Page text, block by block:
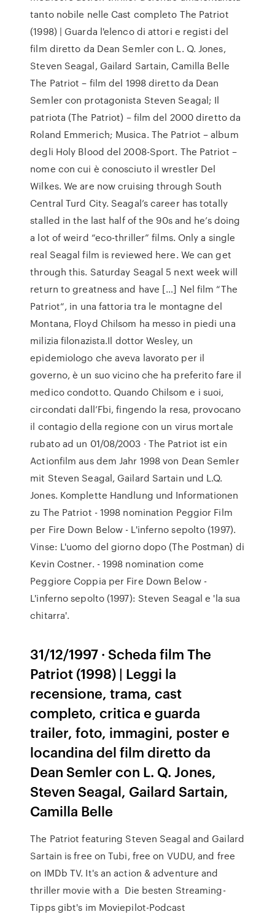
tanto nobile nelle Cast completo The Patriot
(1998) | Guarda l'elenco di attori e registi del
film diretto da Dean Semler con L. Q. Jones,
Steven Seagal, Gailard Sartain, Camilla Belle
The Patriot – film del 1998 diretto da Dean
Semler con protagonista Steven Seagal; Il
patriota (The Patriot) – film del 2000 diretto da
Roland Emmerich; Musica. The Patriot – album
degli Holy Blood del 2008-Sport. The Patriot –
nome con cui è conosciuto il wrestler Del
Wilkes. We are now cruising through South
Central Turd City. Seagal’s career has totally
stalled in the last half of the 90s and he’s doing
a lot of weird “eco-thriller” films. Only a single
real Seagal film is reviewed here. We can get
through this. Saturday Seagal 5 next week will
return to greatness and have […] Nel film “The
Patriot“, in una fattoria tra le montagne del
Montana, Floyd Chilsom ha messo in piedi una
milizia filonazista.Il dottor Wesley, un
epidemiologo che aveva lavorato per il
governo, è un suo vicino che ha preferito fare il
medico condotto. Quando Chilsom e i suoi,
circondati dall’Fbi, fingendo la resa, provocano
il contagio della regione con un virus mortale
rubato ad un 01/08/2003 · The Patriot ist ein
Actionfilm aus dem Jahr 1998 von Dean Semler
mit Steven Seagal, Gailard Sartain und L.Q.
Jones. Komplette Handlung und Informationen
zu The Patriot - 1998 nomination Peggior Film
per Fire Down Below - L'inferno sepolto (1997).
Vinse: L'uomo del giorno dopo (The Postman) di
Kevin Costner. - 1998 nomination come
Peggiore Coppia per Fire Down Below -
L'inferno sepolto (1997): Steven Seagal e 'la sua
chitarra'.
31/12/1997 · Scheda film The
Patriot (1998) | Leggi la
recensione, trama, cast
completo, critica e guarda
trailer, foto, immagini, poster e
locandina del film diretto da
Dean Semler con L. Q. Jones,
Steven Seagal, Gailard Sartain,
Camilla Belle
The Patriot featuring Steven Seagal and Gailard
Sartain is free on Tubi, free on VUDU, and free
on IMDb TV. It's an action & adventure and
thriller movie with a Die besten Streaming-
Tipps gibt's im Moviepilot-Podcast